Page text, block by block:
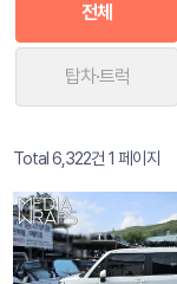
전체
탑차·트럭
Total 6,322건 1 페이지